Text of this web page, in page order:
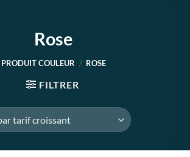
Rose
PRODUIT COULEUR / ROSE
FILTRER